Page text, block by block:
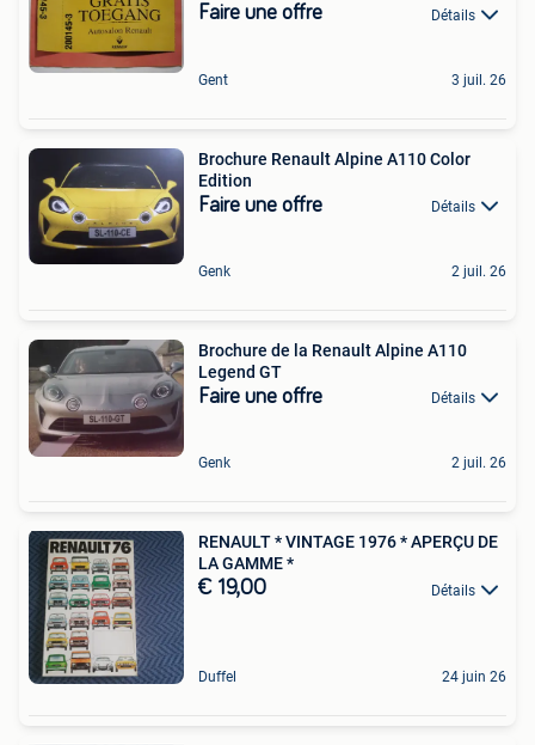
Faire une offre Détails
Gent 3 juil. 26
Brochure Renault Alpine A110 Color
Edition
Faire une offre Détails
Genk 2 juil. 26
Brochure de la Renault Alpine A110
Legend GT
Faire une offre Détails
Genk 2 juil. 26
RENAULT * VINTAGE 1976 * APERÇU DE
LA GAMME *
€ 19,00 Détails
Duffel 24 juin 26